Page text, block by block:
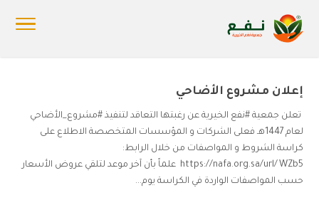
إعلان مشروع الأضاحي
تعلن جمعية #نفع الخيرية عن رغبتها التعاقد لتنفيذ #مشروع_الأضاحي
لعام 1447هـ فعلى الشركات و المؤسسات المتخصصة الاطلاع على
كراسة الشروط و المواصفات من خلال الرابط:
https://nafa.org.sa/url/WZb5 علماً بأن آخر موعد لتلقي عروض الأسعار
حسب المواصفات الواردة في الكراسة يوم...